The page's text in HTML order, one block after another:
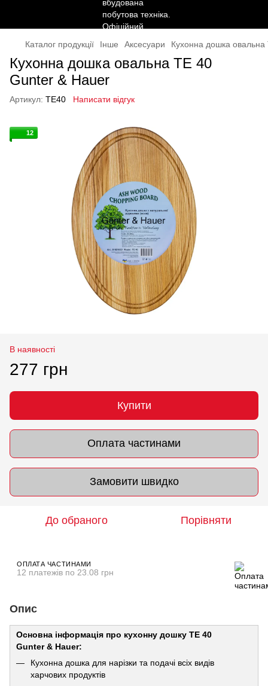
Каталог продукції Інше Аксесуари Кухонна дошка
Кухонна дошка овальна TE 40
Gunter & Hauer
Артикул: TE40 Написати відгук
12
В наявності
277 грн
Купити
Оплата частинами
Замовити швидко
До обраного Порівняти
ОПЛАТА ЧАСТИНАМИ
12 платежів по 23.08 грн
Опис
Основна інформація про кухонну дошку TE 40
Gunter & Hauer:
Кухонна дошка для нарізки та подачі всіх видів
харчових продуктів